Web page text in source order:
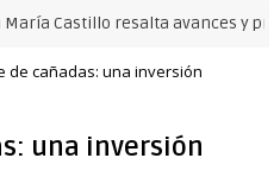
resalta avances y proyectos
de cañadas: una inversión
una inversión